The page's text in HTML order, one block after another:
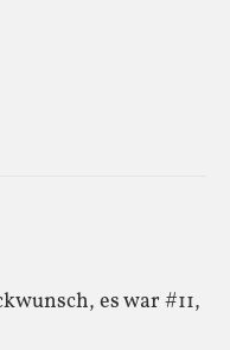
es war #11,